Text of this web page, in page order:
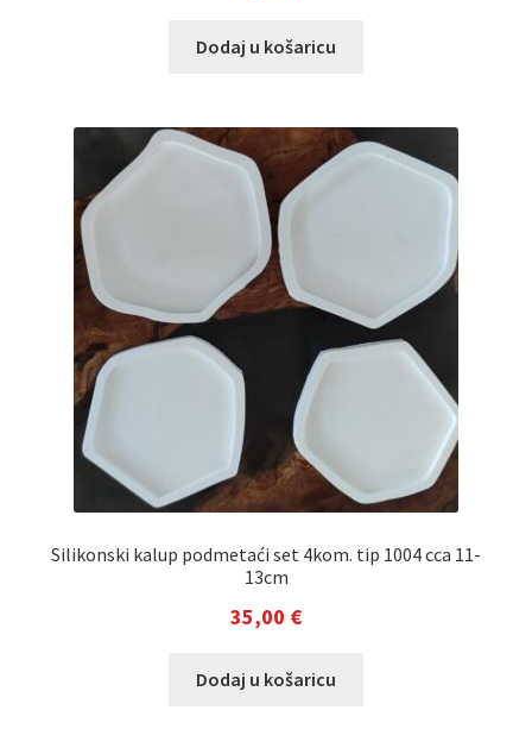
Dodaj u košaricu
Silikonski kalup podmetaći set 4kom. tip 1004 cca 11-
13cm
35,00 €
Dodaj u košaricu